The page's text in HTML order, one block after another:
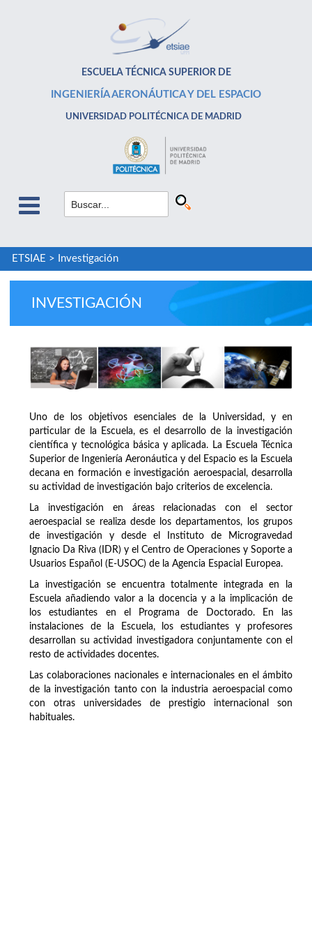
ESCUELA TÉCNICA SUPERIOR DE
INGENIERÍA AERONÁUTICA Y DEL ESPACIO
UNIVERSIDAD POLITÉCNICA DE MADRID
ETSIAE > Investigación
INVESTIGACIÓN
Uno de los objetivos esenciales de la Universidad, y en
particular de la Escuela, es el desarrollo de la investigación
científica y tecnológica básica y aplicada. La Escuela Técnica
Superior de Ingeniería Aeronáutica y del Espacio es la Escuela
decana en formación e investigación aeroespacial, desarrolla
su actividad de investigación bajo criterios de excelencia.
La investigación en áreas relacionadas con el sector
aeroespacial se realiza desde los departamentos, los grupos
de investigación y desde el Instituto de Microgravedad
Ignacio Da Riva (IDR) y el Centro de Operaciones y Soporte a
Usuarios Español (E-USOC) de la Agencia Espacial Europea.
La investigación se encuentra totalmente integrada en la
Escuela añadiendo valor a la docencia y a la implicación de
los estudiantes en el Programa de Doctorado. En las
instalaciones de la Escuela, los estudiantes y profesores
desarrollan su actividad investigadora conjuntamente con el
resto de actividades docentes.
Las colaboraciones nacionales e internacionales en el ámbito
de la investigación tanto con la industria aeroespacial como
con otras universidades de prestigio internacional son
habituales.